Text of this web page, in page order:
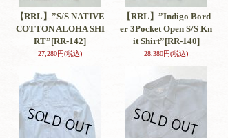
【RRL】”S/S NATIVE
COTTON ALOHA SHI
RT”[RR-142]
27,280円(税込)
【RRL】”Indigo Bord
er 3Pocket Open S/S Kn
it Shirt”[RR-140]
28,380円(税込)